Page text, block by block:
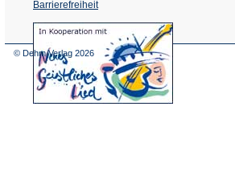
Barrierefreiheit
(Öffnet
in
© Dehm Verlag 2026